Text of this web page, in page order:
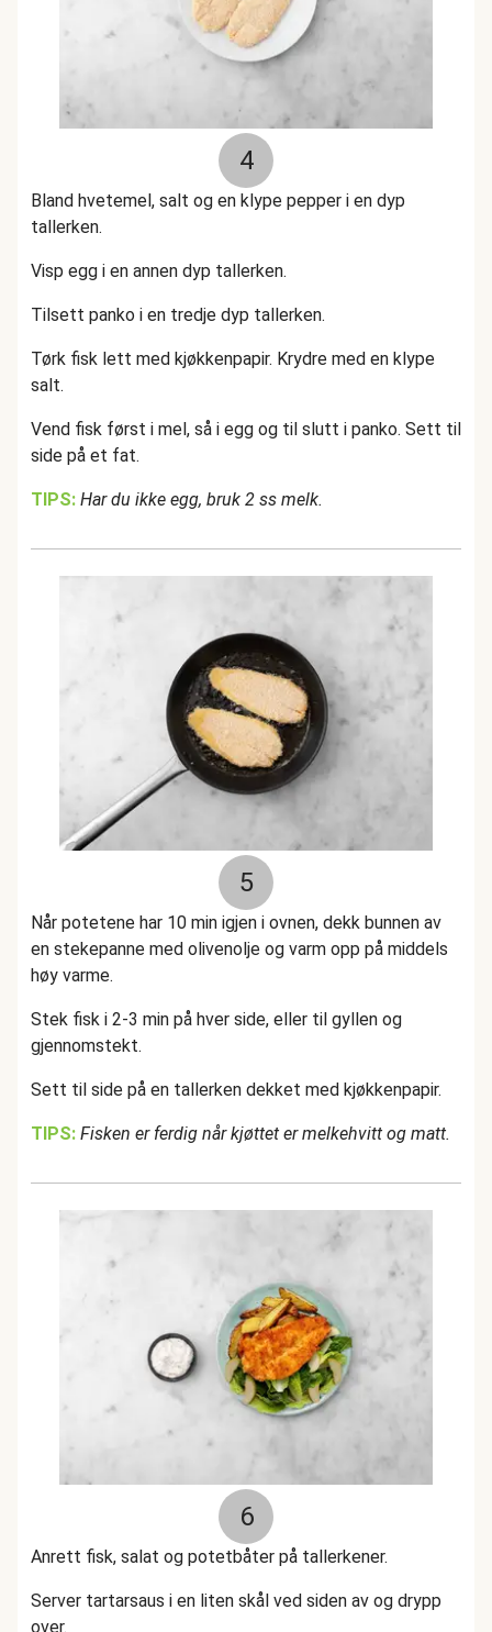
4
Bland hvetemel, salt og en klype pepper i en dyp
tallerken.
Visp egg i en annen dyp tallerken.
Tilsett panko i en tredje dyp tallerken.
Tørk fisk lett med kjøkkenpapir. Krydre med en klype
salt.
Vend fisk først i mel, så i egg og til slutt i panko. Sett til
side på et fat.
TIPS: Har du ikke egg, bruk 2 ss melk.
5
Når potetene har 10 min igjen i ovnen, dekk bunnen av
en stekepanne med olivenolje og varm opp på middels
høy varme.
Stek fisk i 2-3 min på hver side, eller til gyllen og
gjennomstekt.
Sett til side på en tallerken dekket med kjøkkenpapir.
TIPS: Fisken er ferdig når kjøttet er melkehvitt og matt.
6
Anrett fisk, salat og potetbåter på tallerkener.
Server tartarsaus i en liten skål ved siden av og drypp
over.